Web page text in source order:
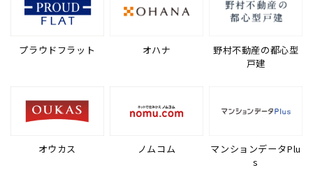
プラウドフラット オハナ
野村不動産の都心型
戸建
オウカス ノムコム
マンションデータPlu
s